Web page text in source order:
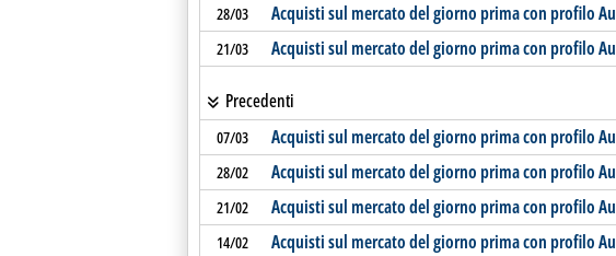
28/03 Acquisti sul mercato del giorno prima con profilo Au
21/03 Acquisti sul mercato del giorno prima con profilo Au
Precedenti
07/03 Acquisti sul mercato del giorno prima con profilo Au
28/02 Acquisti sul mercato del giorno prima con profilo Au
21/02 Acquisti sul mercato del giorno prima con profilo Au
14/02 Acquisti sul mercato del giorno prima con profilo Au